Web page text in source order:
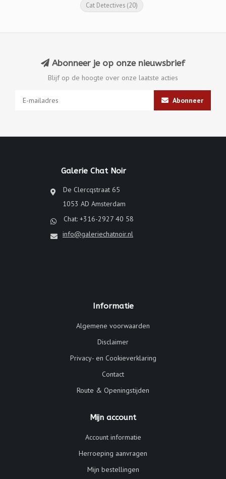
Cat Detectives (20)
Abonneer je op onze nieuwsbrief
Blijf op de hoogte over onze laatste acties
Abonneer
Galerie Chat Noir
De Clercqstraat 65
1053 AD Amsterdam
Chat: +316-2927 40 58
info@galeriechatnoir.nl
Informatie
Algemene voorwaarden
Disclaimer
Privacy- en Cookieverklaring
Contact
Route & Openingstijden
Mijn account
Account informatie
Herroeping aanvragen
Mijn bestellingen